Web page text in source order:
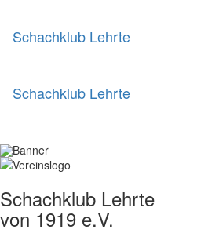
Schachklub Lehrte
Schachklub Lehrte
Schachklub Lehrte
von 1919 e.V.